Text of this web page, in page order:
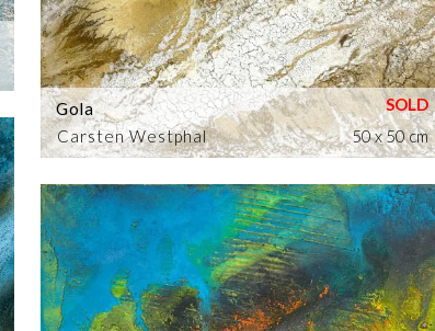
Carsten Westphal
Gola
50 x 50 cm